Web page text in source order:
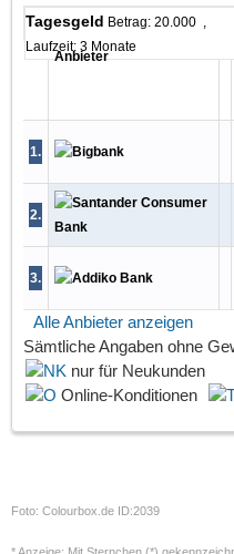
Tagesgeld Betrag: 20.000 ,
Laufzeit: 3 Monate
Anbieter
1.
2.
3.
Alle Anbieter anzeigen
Sämtliche Angaben ohne
nur für Neukunden
Online-Konditionen
Foto: Colourbox.de ID:2039